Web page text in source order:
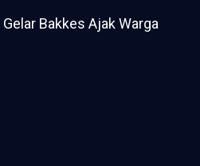
Bakkes Ajak Warga